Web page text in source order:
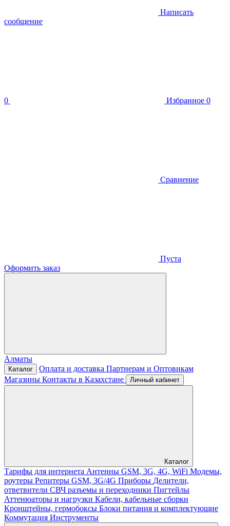
Написать
сообщение
0 Избранное 0
Сравнение
Пуста
Оформить заказ
Алматы
Каталог Оплата и доставка Партнерам и Оптовикам
Магазины Контакты в Казахстане Личный кабинет
Каталог
Тарифы для интернета Антенны GSM, 3G, 4G, WiFi Модемы,
роутеры Репитеры GSM, 3G/4G Приборы Делители,
ответвители СВЧ разъемы и переходники Пигтейлы
Аттенюаторы и нагрузки Кабели, кабельные сборки
Кронштейны, гермобоксы Блоки питания и комплектующие
Коммутация Инструменты